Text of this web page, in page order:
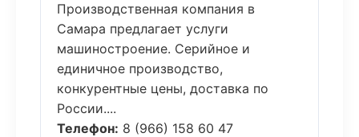
Производственная компания в
Самара предлагает услуги
машиностроение. Серийное и
единичное производство,
конкурентные цены, доставка по
России....
Телефон: 8 (966) 158 60 47